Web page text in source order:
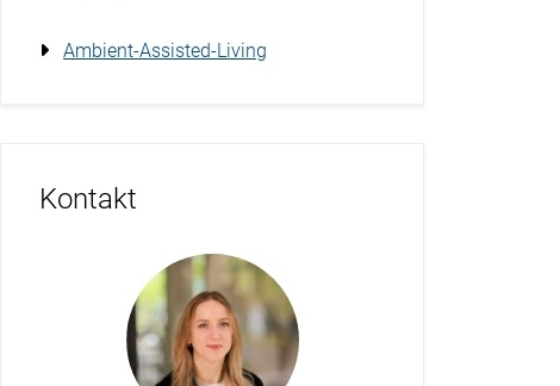
Ambient-Assisted-Living
Kontakt